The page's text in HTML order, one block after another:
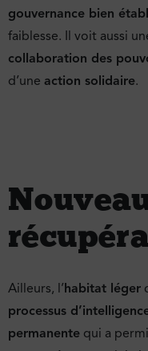
gouvernance bien
faiblesse. Il voit aussi
collaboration des
d’une action solidaire.
Ailleurs, l’habitat léger
processus
permanente qui a